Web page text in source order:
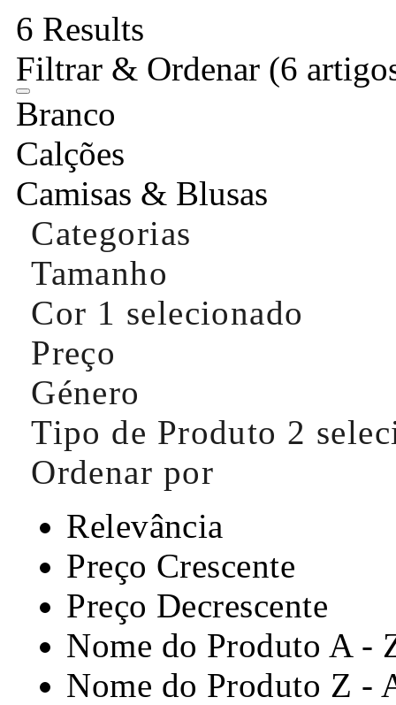
6 Results
Filtrar & Ordenar (6
Branco
Calções
Camisas & Blusas
Categorias
Tamanho
Cor 1 selecionado
Preço
Género
Tipo de Produto 2
Ordenar por
Relevância
Preço Crescente
Preço Decrescente
Nome do Produto A -
Nome do Produto Z -